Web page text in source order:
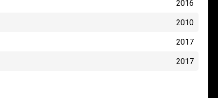
2016
2010
2017
2017